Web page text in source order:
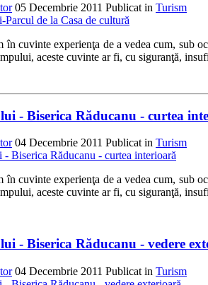
05 Decembrie 2011 Publicat in Turism
în cuvinte experienţa de a vedea cum, sub
aceste cuvinte ar fi, cu siguranţă,
- Biserica Răducanu - curtea
04 Decembrie 2011 Publicat in Turism
în cuvinte experienţa de a vedea cum, sub
aceste cuvinte ar fi, cu siguranţă,
- Biserica Răducanu - vedere
04 Decembrie 2011 Publicat in Turism